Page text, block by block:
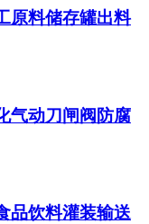
原料储存罐出料
气动刀闸阀防腐
品饮料灌装输送